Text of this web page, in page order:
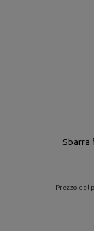
Sbarra
Prezzo del